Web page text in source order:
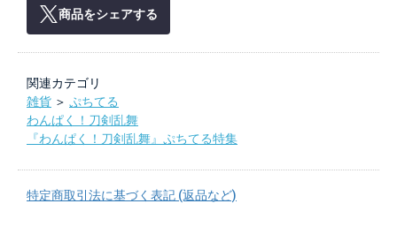
商品をシェアする
関連カテゴリ
雑貨 ＞ ぷちてる
わんぱく！刀剣乱舞
『わんぱく！刀剣乱舞』ぷちてる特集
特定商取引法に基づく表記 (返品など)